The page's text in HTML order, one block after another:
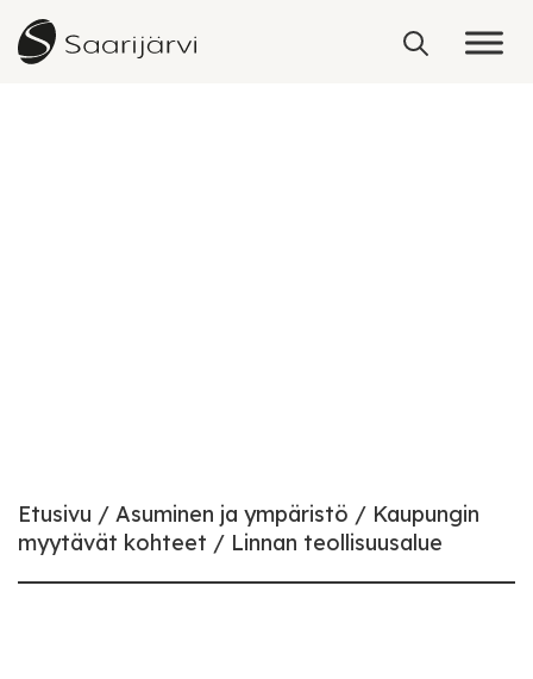
Skip to content
Etusivu Asuminen ja ympäristö
Kaupungin
myytävät kohteet
Linnan teollisuusalue